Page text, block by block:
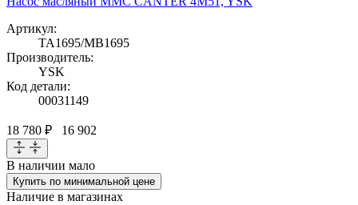
Артикул:
TA1695/MB1695
Производитель:
YSK
Код детали:
00031149
18 780 ₽ 16 902
В наличии мало
Купить по минимальной цене
Наличие в магазинах